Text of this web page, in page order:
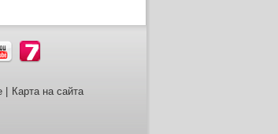
Карта на сайта